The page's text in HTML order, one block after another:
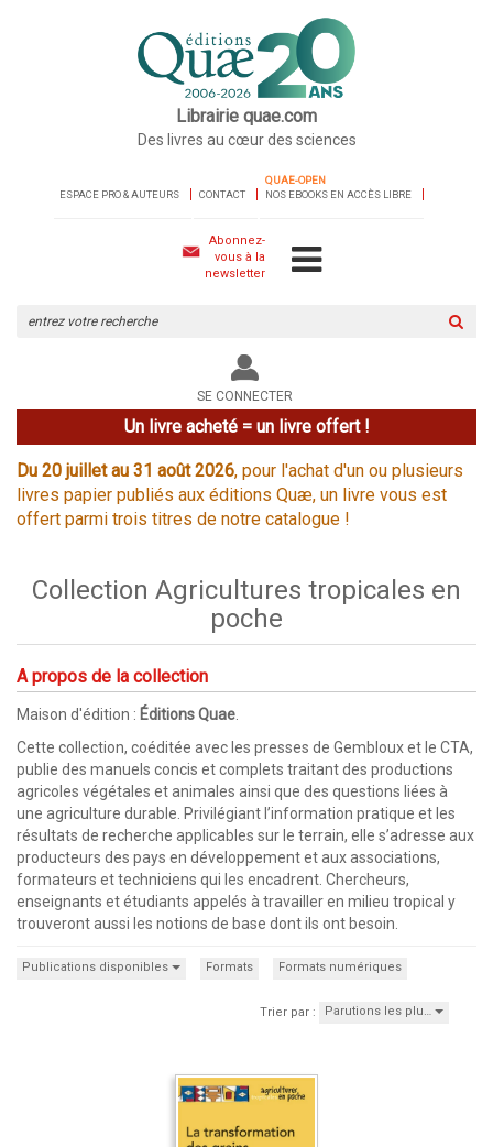
Librairie quae.com
Des livres au cœur des sciences
ESPACE PRO & AUTEURS CONTACT
QUAE-OPEN
NOS EBOOKS EN ACCÈS LIBRE
Abonnez-
vous à la
newsletter
le
site
SE CONNECTER
Un livre acheté = un livre offert !
Du 20 juillet au 31 août 2026, pour l'achat d'un ou plusieurs
livres papier publiés aux éditions Quæ, un livre vous est
offert parmi trois titres de notre catalogue !
Collection Agricultures tropicales en
poche
A propos de la collection
Maison d'édition : Éditions Quae
Cette collection, coéditée avec les presses de Gembloux et le CTA,
publie des manuels concis et complets traitant des productions
agricoles végétales et animales ainsi que des questions liées à
une agriculture durable. Privilégiant l’information pratique et les
résultats de recherche applicables sur le terrain, elle s’adresse aux
producteurs des pays en développement et aux associations,
formateurs et techniciens qui les encadrent. Chercheurs,
enseignants et étudiants appelés à travailler en milieu tropical y
trouveront aussi les notions de base dont ils ont besoin.
Publications disponibles Formats Formats numériques
Trier par : Parutions les plu…